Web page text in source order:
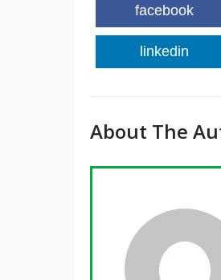
facebook
linkedin
About The